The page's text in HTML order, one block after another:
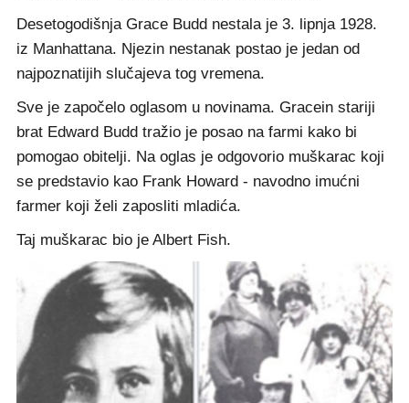
Desetogodišnja Grace Budd nestala je 3. lipnja 1928.
iz Manhattana. Njezin nestanak postao je jedan od
najpoznatijih slučajeva tog vremena.
Sve je započelo oglasom u novinama. Gracein stariji
brat Edward Budd tražio je posao na farmi kako bi
pomogao obitelji. Na oglas je odgovorio muškarac koji
se predstavio kao Frank Howard - navodno imućni
farmer koji želi zaposliti mladića.
Taj muškarac bio je Albert Fish.